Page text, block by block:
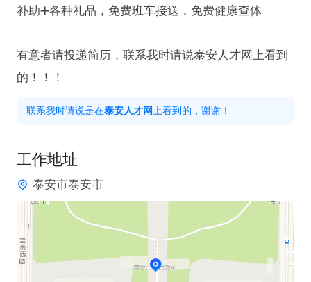
补助➕各种礼品，免费班车接送，免费健康查体
有意者请投递简历，联系我时请说泰安人才网上看到
的！！！
联系我时请说是在泰安人才网 上看到的，谢谢！
工作地址
泰安市泰安市